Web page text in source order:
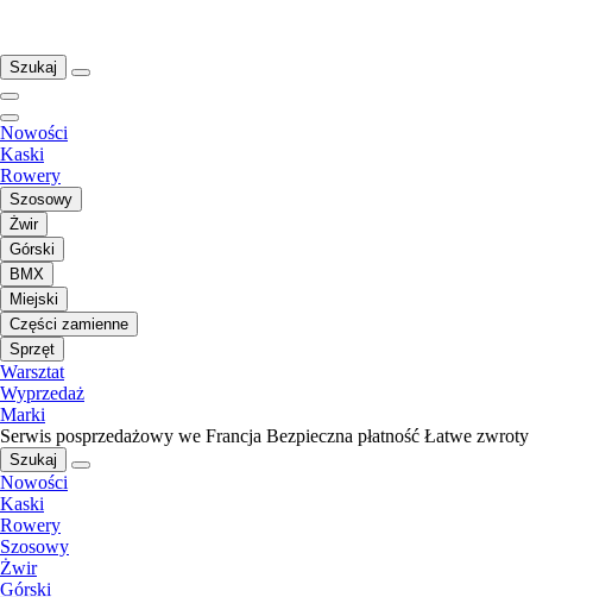
Szukaj
Nowości
Kaski
Rowery
Szosowy
Żwir
Górski
BMX
Miejski
Części zamienne
Sprzęt
Warsztat
Wyprzedaż
Marki
Serwis posprzedażowy we Francja Bezpieczna płatność Łatwe zwroty
Szukaj
Nowości
Kaski
Rowery
Szosowy
Żwir
Górski